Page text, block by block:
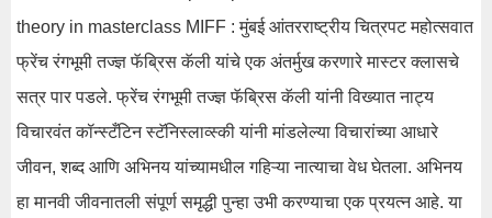
theory in masterclass MIFF : मुंबई आंतरराष्ट्रीय चित्रपट महोत्सवात
फ्रेंच रंगभूमी तज्ज्ञ फॅब्रिस कॅली यांचे एक अंतर्मुख करणारे मास्टर क्लासचे
सत्र पार पडले. फ्रेंच रंगभूमी तज्ज्ञ फॅब्रिस कॅली यांनी विख्यात नाट्य
विचारवंत कॉन्स्टँटिन स्टॅनिस्लाव्स्की यांनी मांडलेल्या विचारांच्या आधारे
जीवन, शब्द आणि अभिनय यांच्यामधील गहिऱ्या नात्याचा वेध घेतला. अभिनय
हा मानवी जीवनातली संपूर्ण समृद्धी पुन्हा उभी करण्याचा एक प्रयत्न आहे. या